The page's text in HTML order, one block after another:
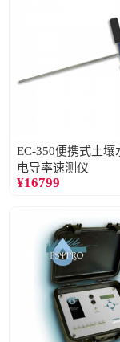
EC-350便携式土壤
电导率速测仪
¥16799